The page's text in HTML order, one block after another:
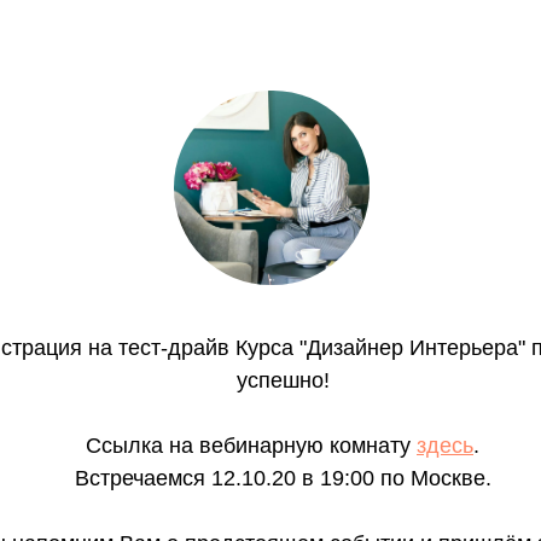
на тест-драйв Курса "Дизайнер Интерьера"
успешно!
Ссылка на вебинарную комнату здесь.
Встречаемся 12.10.20 в 19:00 по Москве.